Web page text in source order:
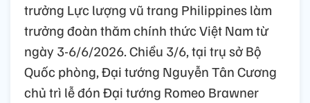
trưởng Lực lượng vũ trang Philippines làm
trưởng đoàn thăm chính thức Việt Nam từ
ngày 3-6/6/2026. Chiều 3/6, tại trụ sở Bộ
Quốc phòng, Đại tướng Nguyễn Tân Cương
chủ trì lễ đón Đại tướng Romeo Brawner